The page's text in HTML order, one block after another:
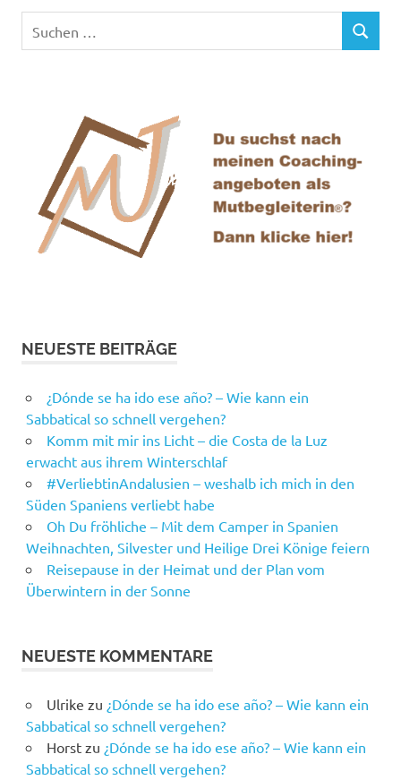
nach:
SUCHEN
NEUESTE BEITRÄGE
¿Dónde se ha ido ese año? – Wie kann ein
Sabbatical so schnell vergehen?
Komm mit mir ins Licht – die Costa de la Luz
erwacht aus ihrem Winterschlaf
#VerliebtinAndalusien – weshalb ich mich in den
Süden Spaniens verliebt habe
Oh Du fröhliche – Mit dem Camper in Spanien
Weihnachten, Silvester und Heilige Drei Könige feiern
Reisepause in der Heimat und der Plan vom
Überwintern in der Sonne
NEUESTE KOMMENTARE
Ulrike zu ¿Dónde se ha ido ese año? – Wie kann ein
Sabbatical so schnell vergehen?
Horstzu ¿Dónde se ha ido ese año? – Wie kann ein
Sabbatical so schnell vergehen?